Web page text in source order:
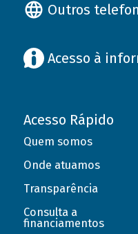
Outros
Acesso à
Acesso Rápido
Quem somos
Onde atuamos
Transparência
Consulta a
financiamentos